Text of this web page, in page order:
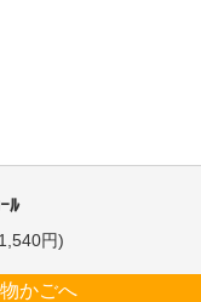
ﾙ
円)
かごへ